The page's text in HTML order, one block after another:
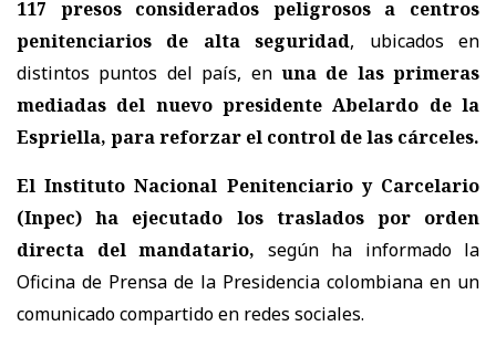
117 presos considerados peligrosos a centros
penitenciarios de alta seguridad, ubicados en
distintos puntos del país, en una de las primeras
mediadas del nuevo presidente Abelardo de la
Espriella, para reforzar el control de las cárceles.
El Instituto Nacional Penitenciario y Carcelario
(Inpec) ha ejecutado los traslados por orden
directa del mandatario, según ha informado la
Oficina de Prensa de la Presidencia colombiana en un
comunicado compartido en redes sociales.